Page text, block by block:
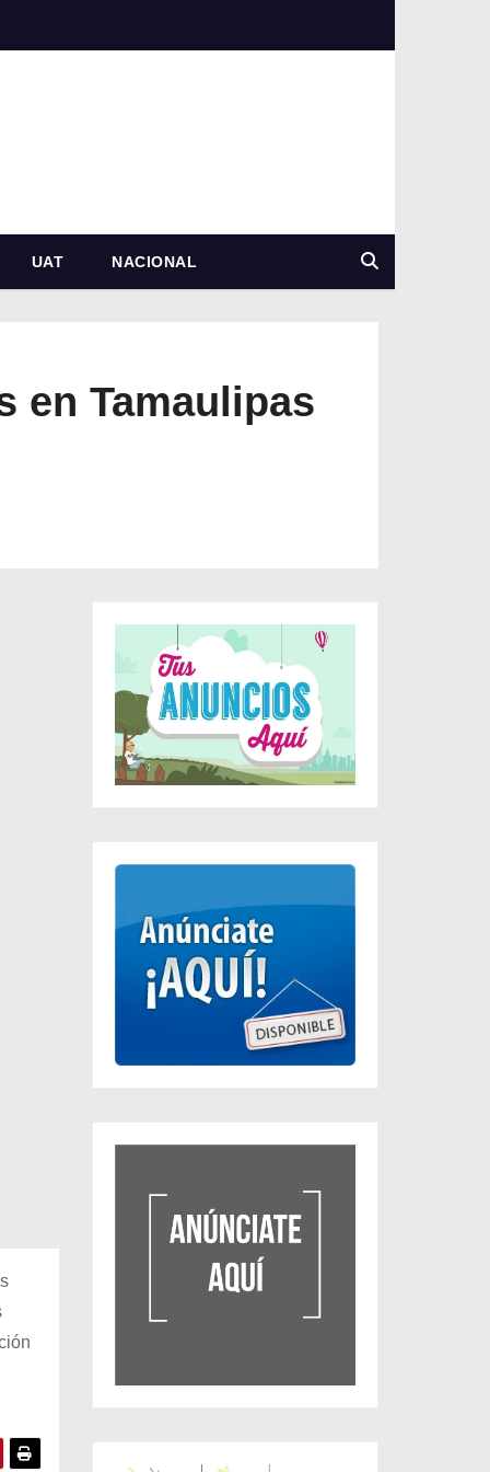
UAT NACIONAL
en Tamaulipas